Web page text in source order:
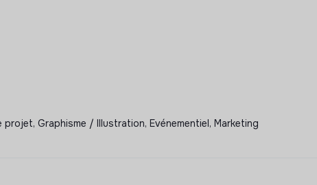
projet, Graphisme / Illustration, Evénementiel, Marketing